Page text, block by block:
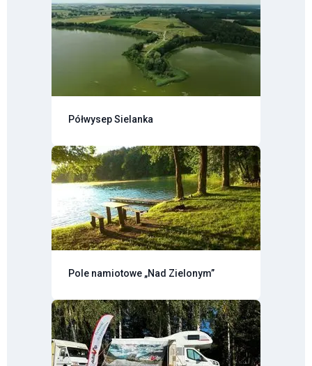
Półwysep Sielanka
Pole namiotowe „Nad Zielonym”